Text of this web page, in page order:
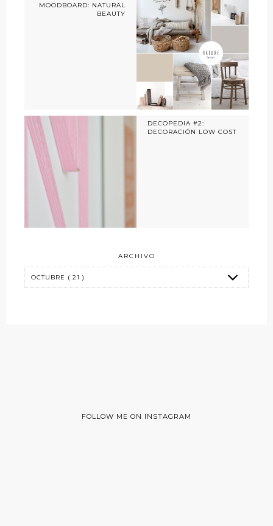
MOODBOARD: NATURAL
BEAUTY
DECOPEDIA #2:
DECORACIÓN LOW COST
ARCHIVO
FOLLOW ME ON INSTAGRAM